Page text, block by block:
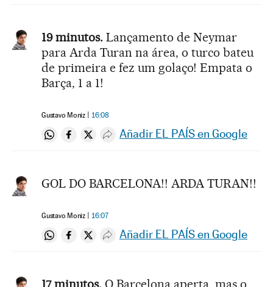
19 minutos. Lançamento de Neymar
para Arda Turan na área, o turco bateu
de primeira e fez um golaço! Empata o
Barça, 1 a 1!
Gustavo Moniz 16:08
Compartir en Whatsapp
Compartir en Facebook
Compartir en Twitter
Desplegar Redes Sociales
Añadir EL PAÍS en Google
GOL DO BARCELONA!! ARDA TURAN!!
Gustavo Moniz 16:07
Compartir en Whatsapp
Compartir en Facebook
Compartir en Twitter
Desplegar Redes Sociales
Añadir EL PAÍS en Google
17 minutos. O Barcelona aperta, mas o